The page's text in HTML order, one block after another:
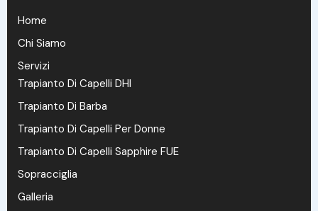
Home
Chi Siamo
Servizi
Trapianto Di Capelli DHI
Trapianto Di Barba
Trapianto Di Capelli Per Donne
Trapianto Di Capelli Sapphire FUE
Sopracciglia
Galleria